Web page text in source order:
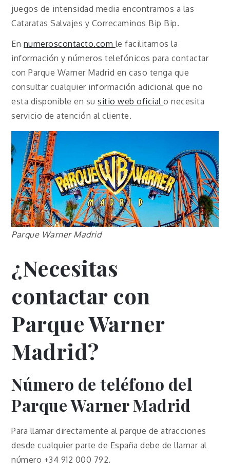
juegos de intensidad media encontramos a las
Cataratas Salvajes y Correcaminos Bip Bip.
En numeroscontacto.com le facilitamos la
información y números telefónicos para contactar
con Parque Warner Madrid en caso tenga que
consultar cualquier información adicional que no
esta disponible en susitio web oficialo necesita
servicio de atención al cliente.
Parque Warner Madrid
¿Necesitas
contactar con
Parque Warner
Madrid?
Número de teléfono del
Parque Warner Madrid
Para llamar directamente al parque de atracciones
desde cualquier parte de España debe de llamar al
número +34 912 000 792.